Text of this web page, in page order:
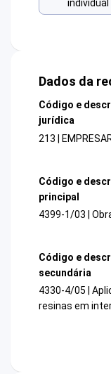
individual
Dados da
Código e
jurídica
213 |
Código e
principal
4399-1/03 |
Código e
secundária
4330-4/05 |
resinas em